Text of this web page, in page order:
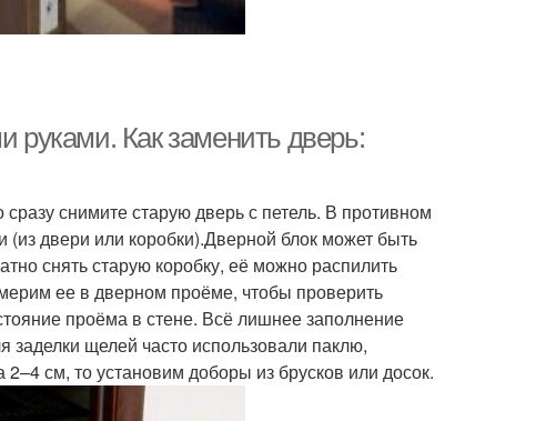
руками. Как заменить дверь:
снимите старую дверь с петель. В противном
двери или коробки).Дверной блок может быть
снять старую коробку, её можно распилить
ее в дверном проёме, чтобы проверить
проёма в стене. Всё лишнее заполнение
заделки щелей часто использовали паклю,
см, то установим доборы из брусков или досок.